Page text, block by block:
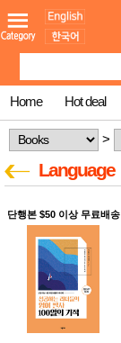
도 어린이
청소년
컬러링
북
한국학
습지
습지
국 송
꽃배송
홍삼전
문브랜
건강보
조제품
기능성
건강식
MissyShop
Login
Home Hot deal
>
Language
단행본 $50 이상 무료배송